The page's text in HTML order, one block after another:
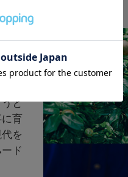
コ
、
ト
と
育
を
ド